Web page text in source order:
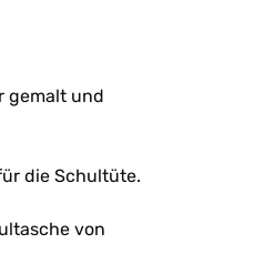
gemalt und
die Schultüte.
von